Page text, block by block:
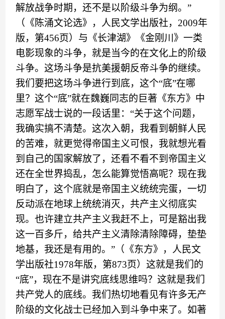
解放战争时期，还不是以阶级斗争为纲。”
（《陈涌文论选》， 人民文学出版社，2009年
版，第456页） 与 《长津湖》《金刚川 》一类
电影现象的斗争，就是当今的在文化上的阶级
斗争。这场斗争是抗美援朝反帝斗争的继续。
我们要把这场斗争进行到底，这个“底”在哪
里？ 这个“底”就在魏巍 同志的巨著 《东方》 中
志愿军战士说的一段话里： “关于这个问题，
我确实搞不清楚。 这次入朝，我看到朝鲜人民
的苦难，就更觉得帝国主义可恨，我就想光看
到自己的国家解放了，还看不看不到帝国主义
还在全世界捣乱，怎么能算觉悟高呢？现在我
明白了，这个底就是帝国主义统统完蛋，一切
反动派在地球上统统消灭，共产主义彻底实
现。也许建立共产主义我赶不上，可是豁出我
这一百多斤，给共产主义清除清除障碍，垫垫
地基，我还是有用的。”（《东方》， 人民文
学出版社1978年版， 第873页） 这就是我们的
“底”，现在不是讲究底线思维吗？这就是我们
共产党人的底线。我们热切地看见有许多无产
阶级的文化战士已经加入到斗争中来了。如著